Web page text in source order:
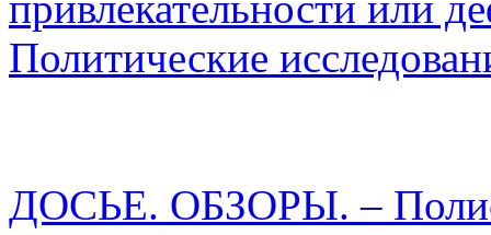
Политические
ДОСЬЕ. ОБЗОРЫ. –